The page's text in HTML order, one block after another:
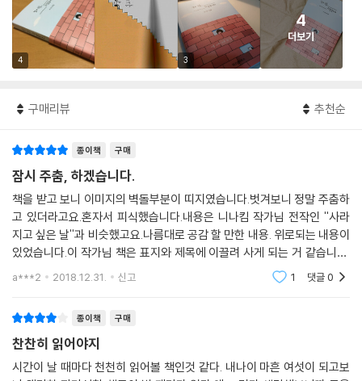
4 3
4
더보기
구매리뷰 추천순
종이책 구매
잠시 주춤, 하겠습니다.
책을 받고 보니 이미지의 벽돌부분이 띠지였습니다.벗겨보니 정말 주춤하
고 있더라고요.혼자서 피식했습니다.내용은 니나킴 작가님 전작인 ''사라
지고 싶은 날''과 비슷했고요.나름대로 공감 할 만한 내용. 위로되는 내용이
있었습니다.이 작가님 책은 표지와 제목에 이끌려 사게 되는 거 같습니다.
하필이면 사라지고 싶을 때, 주춤하고 싶을 때 저의 눈에 띄었거든요.암튼
a***2 2018.12.31. 신고 1 댓글0
종이책 구매
찬찬히 읽어야지
시간이 날 때마다 천천히 읽어볼 책인것 같다. 내나이 마흔 여섯이 되고보